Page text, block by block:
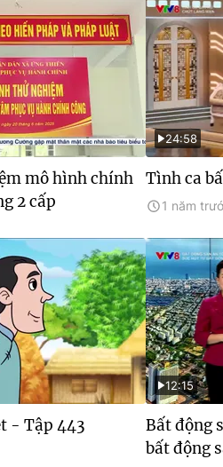
mô hình chính
2 cấp
24:58
Tình ca
1 năm
- Tập 443
12:15
Bất động
bất động